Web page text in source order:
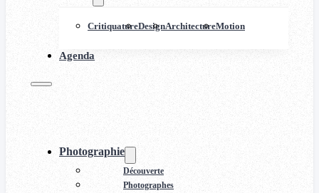
CritiquatureDesignArchitectureMotion
Agenda
Photographie
Découverte
Photographes